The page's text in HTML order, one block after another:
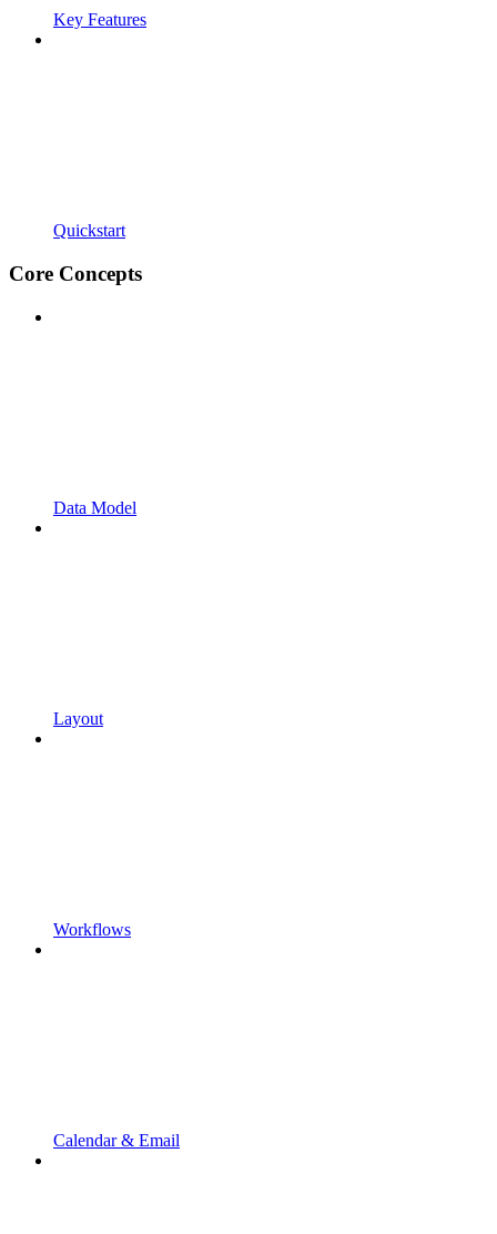
Key Features
Quickstart
Core Concepts
Data Model
Layout
Workflows
Calendar & Email